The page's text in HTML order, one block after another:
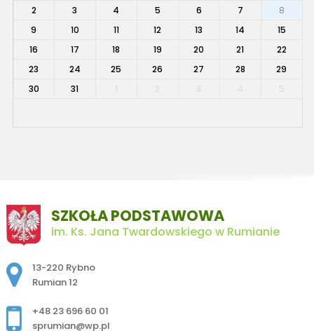
2
3 4 5 6 7
8
9
10 11 12 13 14
15
16
17 18 19 20 21
22
23
24 25 26 27 28
29
30
31
SZKOŁA PODSTAWOWA
im. Ks. Jana Twardowskiego w Rumianie
Adres pocztowy:
13-220 Rybno
Rumian 12
+48 23 696 60 01
sprumian@wp.pl